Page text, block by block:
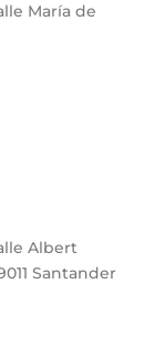
María de
Albert
Santander